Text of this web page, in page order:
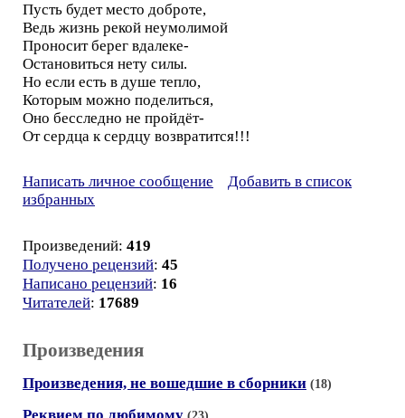
Пусть будет место доброте,
Ведь жизнь рекой неумолимой
Проносит берег вдалеке-
Остановиться нету силы.
Но если есть в душе тепло,
Которым можно поделиться,
Оно бесследно не пройдёт-
От сердца к сердцу возвратится!!!
Написать личное сообщение
Добавить в список
избранных
Произведений: 419
Получено рецензий: 45
Написано рецензий: 16
Читателей: 17689
Произведения
Произведения, не вошедшие в сборники (18)